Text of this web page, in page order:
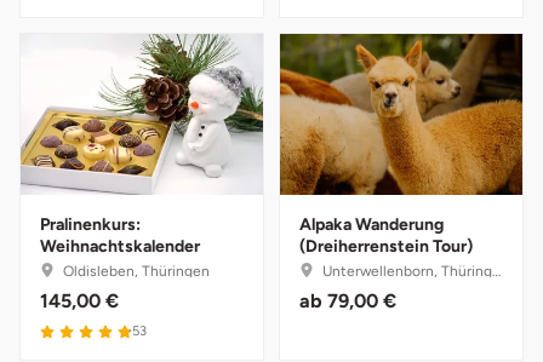
Pralinenkurs:
Weihnachtskalender
Oldisleben, Thüringen
145,00 €
53
Alpaka Wanderung
(Dreiherrenstein Tour)
Unterwellenborn, Thüringen
ab 79,00 €
Neckarsulm
Nesselwang
Neumünster
Nidda